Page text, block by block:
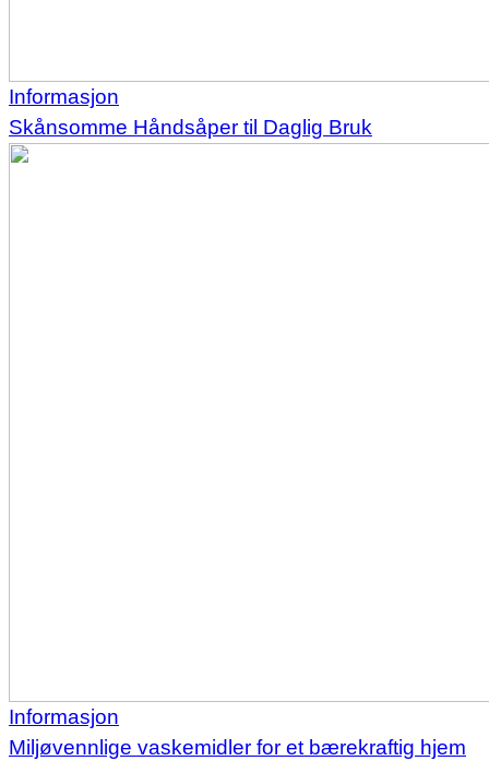
Informasjon
Skånsomme Håndsåper til Daglig Bruk
Informasjon
Miljøvennlige vaskemidler for et bærekraftig hjem